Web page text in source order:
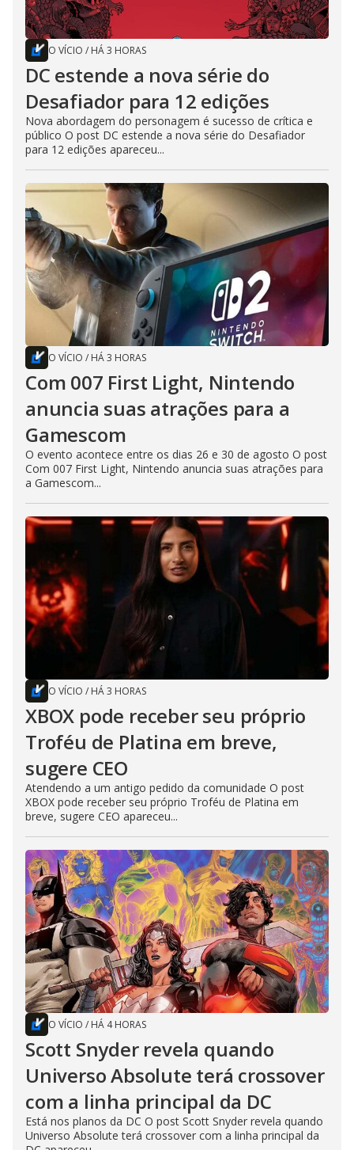
O VÍCIO / HÁ 3 HORAS
DC estende a nova série do
Desafiador para 12 edições
Nova abordagem do personagem é sucesso de crítica e
público O post DC estende a nova série do Desafiador
para 12 edições apareceu...
O VÍCIO / HÁ 3 HORAS
Com 007 First Light, Nintendo
anuncia suas atrações para a
Gamescom
O evento acontece entre os dias 26 e 30 de agosto O post
Com 007 First Light, Nintendo anuncia suas atrações para
a Gamescom...
O VÍCIO / HÁ 3 HORAS
XBOX pode receber seu próprio
Troféu de Platina em breve,
sugere CEO
Atendendo a um antigo pedido da comunidade O post
XBOX pode receber seu próprio Troféu de Platina em
breve, sugere CEO apareceu...
O VÍCIO / HÁ 4 HORAS
Scott Snyder revela quando
Universo Absolute terá crossover
com a linha principal da DC
Está nos planos da DC O post Scott Snyder revela quando
Universo Absolute terá crossover com a linha principal da